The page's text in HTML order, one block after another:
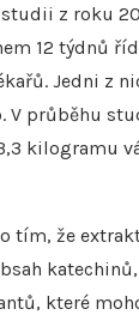
z roku
12 týdnů
Jedni z
V průběhu
kilogramu
tím, že
které